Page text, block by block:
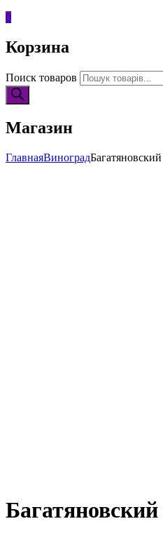
0
Корзина
Поиск товаров
Магазин
ГлавнаяВиноградБагатяновский
Багатяновский